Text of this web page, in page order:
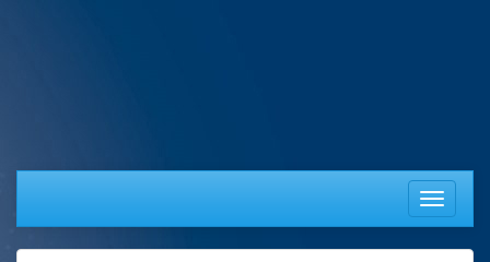
Afficher/
la